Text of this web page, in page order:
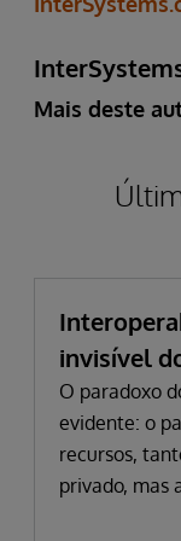
Mais deste
invisível
O paradoxo
evidente: o
recursos,
privado, mas